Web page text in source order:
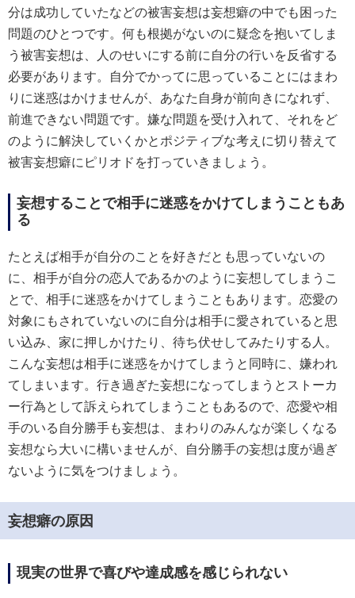
分は成功していたなどの被害妄想は妄想癖の中でも困った
問題のひとつです。何も根拠がないのに疑念を抱いてしま
う被害妄想は、人のせいにする前に自分の行いを反省する
必要があります。自分でかってに思っていることにはまわ
りに迷惑はかけませんが、あなた自身が前向きになれず、
前進できない問題です。嫌な問題を受け入れて、それをど
のように解決していくかとポジティブな考えに切り替えて
被害妄想癖にピリオドを打っていきましょう。
妄想することで相手に迷惑をかけてしまうこともあ
る
たとえば相手が自分のことを好きだとも思っていないの
に、相手が自分の恋人であるかのように妄想してしまうこ
とで、相手に迷惑をかけてしまうこともあります。恋愛の
対象にもされていないのに自分は相手に愛されていると思
い込み、家に押しかけたり、待ち伏せしてみたりする人。
こんな妄想は相手に迷惑をかけてしまうと同時に、嫌われ
てしまいます。行き過ぎた妄想になってしまうとストーカ
ー行為として訴えられてしまうこともあるので、恋愛や相
手のいる自分勝手も妄想は、まわりのみんなが楽しくなる
妄想なら大いに構いませんが、自分勝手の妄想は度が過ぎ
ないように気をつけましょう。
妄想癖の原因
現実の世界で喜びや達成感を感じられない